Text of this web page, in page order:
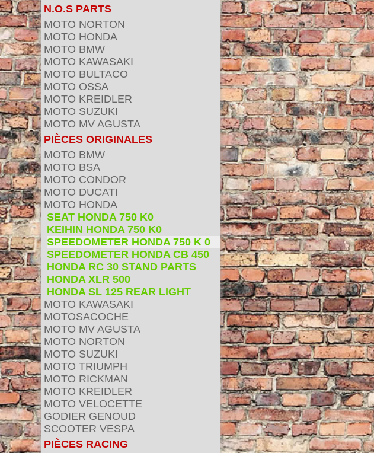
N.O.S PARTS
MOTO NORTON
MOTO HONDA
MOTO BMW
MOTO KAWASAKI
MOTO BULTACO
MOTO OSSA
MOTO KREIDLER
MOTO SUZUKI
MOTO MV AGUSTA
PIÈCES ORIGINALES
MOTO BMW
MOTO BSA
MOTO CONDOR
MOTO DUCATI
MOTO HONDA
SEAT HONDA 750 K0
KEIHIN HONDA 750 K0
SPEEDOMETER HONDA 750 K 0
SPEEDOMETER HONDA CB 450
HONDA RC 30 STAND PARTS
HONDA XLR 500
HONDA SL 125 REAR LIGHT
MOTO KAWASAKI
MOTOSACOCHE
MOTO MV AGUSTA
MOTO NORTON
MOTO SUZUKI
MOTO TRIUMPH
MOTO RICKMAN
MOTO KREIDLER
MOTO VELOCETTE
GODIER GENOUD
SCOOTER VESPA
PIÈCES RACING